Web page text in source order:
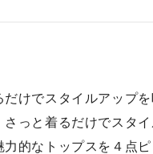
だけでスタイルアップ
さっと着るだけでスタ
力的なトップスを４点